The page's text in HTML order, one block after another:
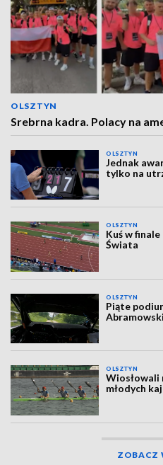
OLSZTYN
Srebrna kadra. Polacy na
OLSZTYN
Jednak
tylko na
OLSZTYN
Kuś w
Świata
OLSZTYN
Piąte
OLSZTYN
Wiosłowali
młodych
ZOBACZ